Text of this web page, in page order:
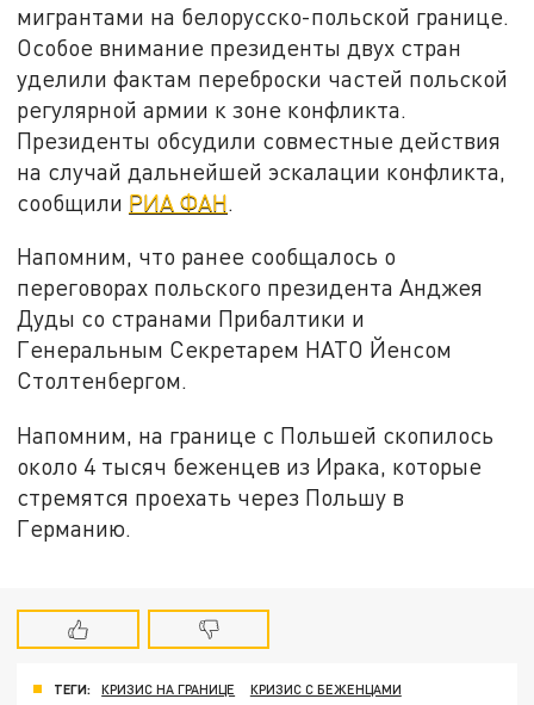
мигрантами на белорусско-польской границе.
Особое внимание президенты двух стран
уделили фактам переброски частей польской
регулярной армии к зоне конфликта.
Президенты обсудили совместные действия
на случай дальнейшей эскалации конфликта,
сообщили РИА ФАН.
Напомним, что ранее сообщалось о
переговорах польского президента Анджея
Дуды со странами Прибалтики и
Генеральным Секретарем НАТО Йенсом
Столтенбергом.
Напомним, на границе с Польшей скопилось
около 4 тысяч беженцев из Ирака, которые
стремятся проехать через Польшу в
Германию.
ТЕГИ: КРИЗИС НА ГРАНИЦЕ
КРИЗИС С БЕЖЕНЦАМИ